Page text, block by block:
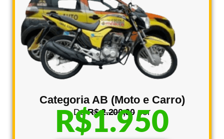
Categoria AB (Moto e Carro)
DeR$ 2.200,00por
R$1.950